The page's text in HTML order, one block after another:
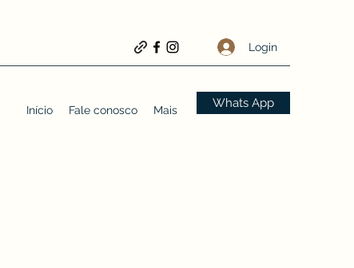
Login
Início Fale conosco Mais Whats App